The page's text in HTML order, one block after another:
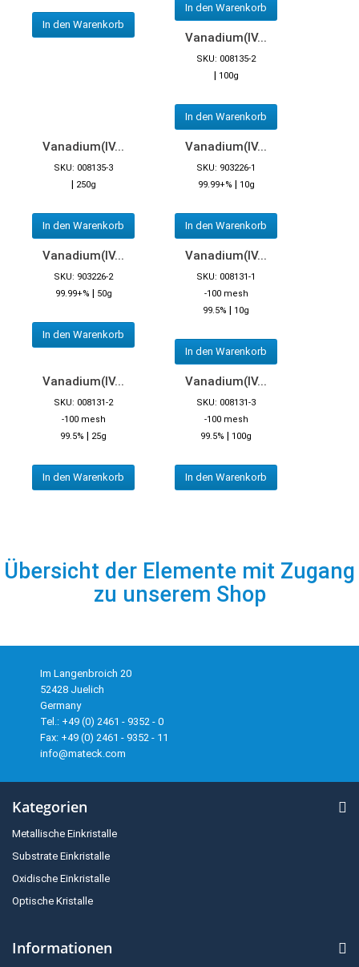
In den Warenkorb
In den Warenkorb
Vanadium(IV...
SKU: 008135-2
| 100g
In den Warenkorb
Vanadium(IV...
SKU: 008135-3
| 250g
In den Warenkorb
Vanadium(IV...
SKU: 903226-1
99.99+% | 10g
In den Warenkorb
Vanadium(IV...
SKU: 903226-2
99.99+% | 50g
In den Warenkorb
Vanadium(IV...
SKU: 008131-1
-100 mesh
99.5% | 10g
In den Warenkorb
Vanadium(IV...
SKU: 008131-2
-100 mesh
99.5% | 25g
In den Warenkorb
Vanadium(IV...
SKU: 008131-3
-100 mesh
99.5% | 100g
In den Warenkorb
Übersicht der Elemente mit Zugang
zu unserem Shop
Im Langenbroich 20
52428 Juelich
Germany
Tel.: +49 (0) 2461 - 9352 - 0
Fax: +49 (0) 2461 - 9352 - 11
info@mateck.com
Kategorien
Metallische Einkristalle
Substrate Einkristalle
Oxidische Einkristalle
Optische Kristalle
Informationen